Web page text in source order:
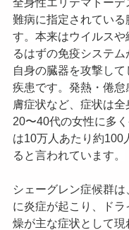
全身性エリテマトーデ
難病に指定されてい
す。本来はウイルスや
るはずの免疫システ
自身の臓器を攻撃し
疾患です。発熱・倦怠
膚症状など、症状は全
20〜40代の女性に多
は10万人あたり約100
ると言われています。
シェーグレン症候群
に炎症が起こり、ド
燥が主な症状として